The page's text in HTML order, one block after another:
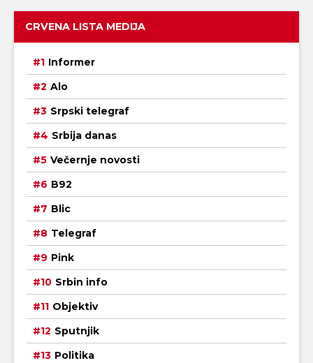
CRVENA LISTA MEDIJA
Informer
Alo
Srpski telegraf
Srbija danas
Večernje novosti
B92
Blic
Telegraf
Pink
Srbin info
Objektiv
Sputnjik
Politika